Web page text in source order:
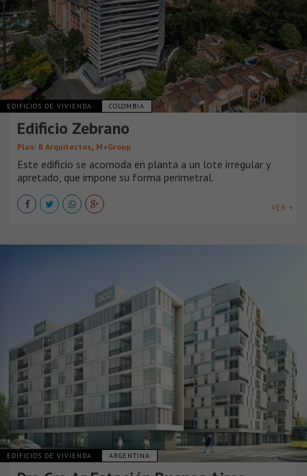
EDIFICIOS DE VIVIENDA COLOMBIA
Edificio Zebrano
Plan: B Arquitectos, M+Group
Este edificio se acomoda en planta a un lote irregular y
apretado, que impone su forma perimetral.
VER +
EDIFICIOS DE VIVIENDA ARGENTINA